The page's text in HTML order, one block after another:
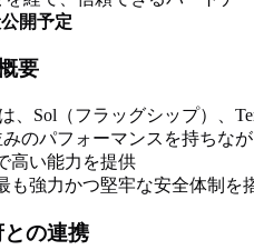
開予定
要
、Sol（フラッグシップ）、
みのパフォーマンスを持ちな
高い能力を提供
も強力かつ堅牢な安全体制を
の連携